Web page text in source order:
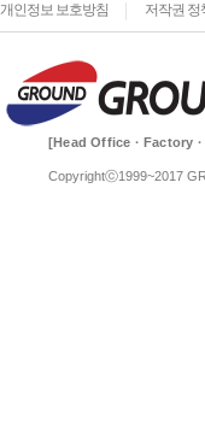
개인정보 보호방침 저작권 정
[Head Office · Factory
Copyrightⓒ1999~2017